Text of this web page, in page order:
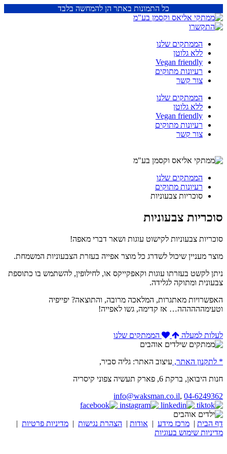
כל התמונות באתר הן להמחשה בלבד
הממתקים שלנו
ללא גלוטן
Vegan friendly
רעיונות מתוקים
צור קשר
הממתקים שלנו
ללא גלוטן
Vegan friendly
רעיונות מתוקים
צור קשר
הממתקים שלנו
רעיונות מתוקים
סוכריות צבעוניות
סוכריות צבעוניות
סוכריות צבעוניות לקישוט עוגות ושאר דברי מאפה!
מוצר מעניין שיכול לשדרג כל מוצר אפייה בעזרת הצבעוניות המשמחת.
ניתן לקשט בעזרתו עוגות וקאפקייקס או, לחילופין, להשתמש בו כתוספת
צבעונית ומתוקה לגלידה.
האפשרויות מאתגרות, המלאכה מרובה, והתוצאה? יפייפיה
וטעימהההההה… אז קדימה, גשו לאפייה!
לעלות למעלה הממתקים שלנו
* לתקנון האתר, עיצוב האתר: גליה סביר,
חנות היבואן, ברקת 6, פארק תעשיה צפוני קיסריה
info@waksman.co.il, 04-6249362
דף הבית | מרכז מידע | אודות | הצהרת נגישות | מדיניות פרטיות |
מדיניות שימוש בעוגיות